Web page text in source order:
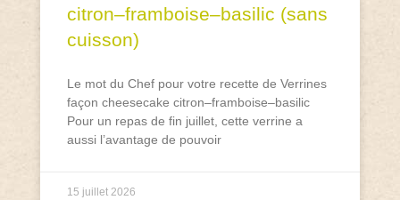
citron–framboise–basilic (sans
cuisson)
Le mot du Chef pour votre recette de Verrines
façon cheesecake citron–framboise–basilic
Pour un repas de fin juillet, cette verrine a
aussi l’avantage de pouvoir
15 juillet 2026